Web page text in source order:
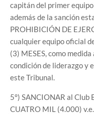
capitán del primer
además de la sanción
PROHIBICIÓN DE
cualquier equipo oficial
(3) MESES, como
condición de liderazgo y
este Tribunal.
5°) SANCIONAR al Club
CUATRO MIL (4.000)